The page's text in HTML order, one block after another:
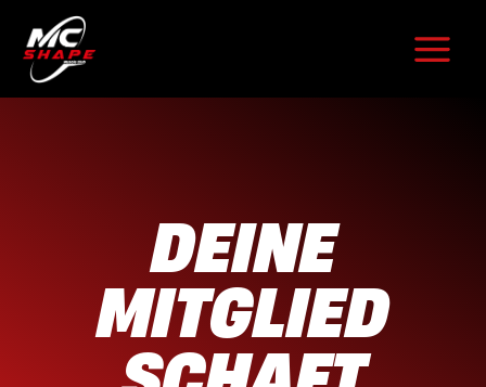
Inhalt
springen
DEINE
MITGLIED